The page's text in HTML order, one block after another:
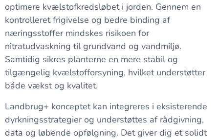
optimere kvælstofkredsløbet i jorden. Gennem en
kontrolleret frigivelse og bedre binding af
næringsstoffer mindskes risikoen for
nitratudvaskning til grundvand og vandmiljø.
Samtidig sikres planterne en mere stabil og
tilgængelig kvælstofforsyning, hvilket understøtter
både vækst og kvalitet.
Landbrug+ konceptet kan integreres i eksisterende
dyrkningsstrategier og understøttes af rådgivning,
data og løbende opfølgning. Det giver dig et solidt